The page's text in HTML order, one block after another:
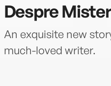
Despre
An exquisite new
much-loved writer.